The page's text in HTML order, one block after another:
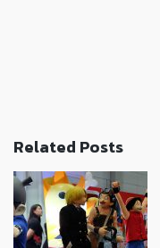
Related Posts